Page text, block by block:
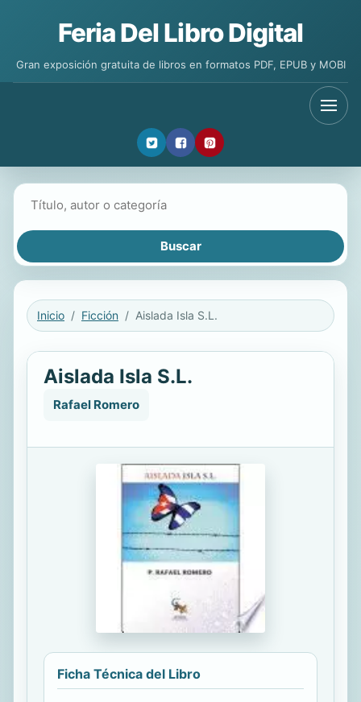
Feria Del Libro Digital
Gran exposición gratuita de libros en formatos PDF, EPUB y MOBI
Inicio Ficción Aislada Isla S.L.
Aislada Isla S.L.
Rafael Romero
Ficha Técnica del Libro